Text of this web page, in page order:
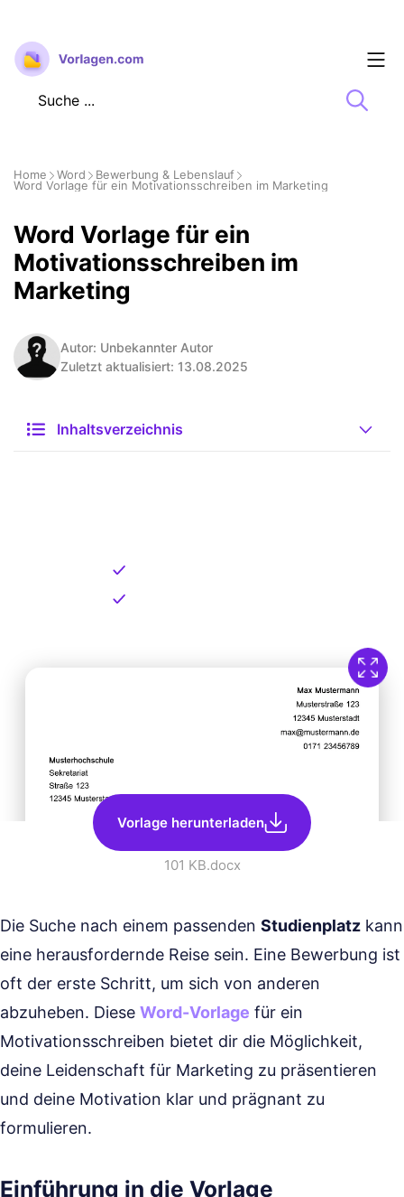
Zum
Inhalt
springen
Home Word
Bewerbung & Lebenslauf
Word Vorlage für ein Motivationsschreiben im Marketing
Word Vorlage für ein
Motivationsschreiben im
Marketing
Autor: Unbekannter Autor
Zuletzt aktualisiert: 13.08.2025
Inhaltsverzeichnis
Vorlage herunterladen
101 KB.docx
Die Suche nach einem passenden Studienplatz kann
eine herausfordernde Reise sein. Eine Bewerbung ist
oft der erste Schritt, um sich von anderen
abzuheben. Diese Word-Vorlage für ein
Motivationsschreiben bietet dir die Möglichkeit,
deine Leidenschaft für Marketing zu präsentieren
und deine Motivation klar und prägnant zu
formulieren.
Einführung in die Vorlage